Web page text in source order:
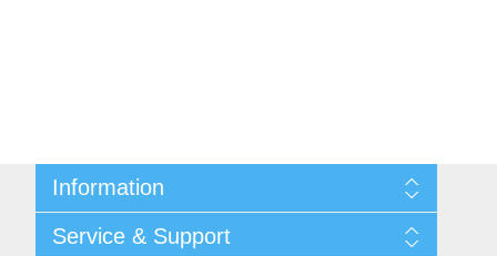
Information
Integritetspolicy
Service & Support